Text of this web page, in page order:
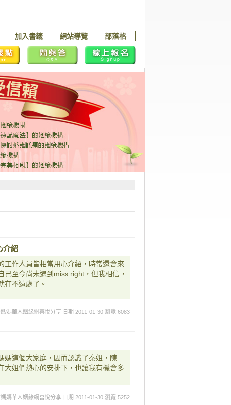
部落格
網站導覽
加入書籤
介紹
工作人員皆相當用心介紹，時常還會來
至今尚未遇到miss right，但我相信，
在不遠處了。
媽華人姻緣網喜悅分享 日期 2011-01-30 瀏覽 6083
媽這個大家庭，因而認識了秦姐，陳
姐們熱心的安排下，也讓我有機會多
媽華人姻緣網喜悅分享 日期 2011-01-30 瀏覽 5252